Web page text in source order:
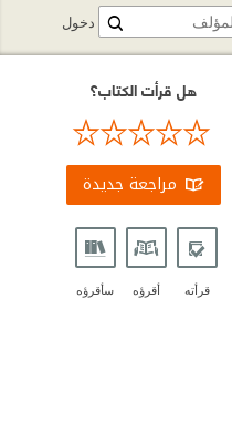
هل قرأت الكتاب؟
مراجعة جديدة
قرأته أقرؤه سأقرؤه
دخول